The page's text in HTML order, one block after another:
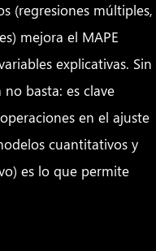
(regresiones múltiples,
mejora el MAPE
explicativas. Sin
basta: es clave
en el ajuste
cuantitativos y
es lo que permite